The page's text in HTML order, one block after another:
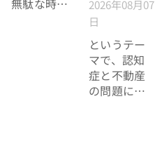
2026年08月07
日
というテー
マで、認知
症と不動産
の問題につ